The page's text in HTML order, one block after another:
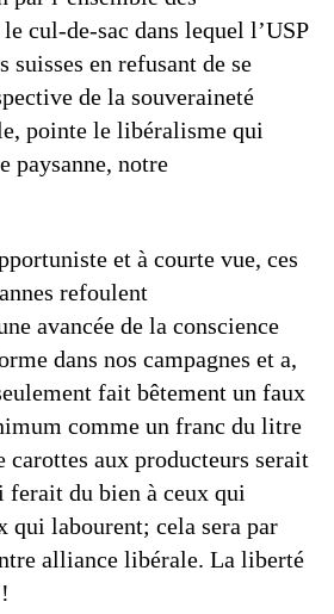
cul-de-sac dans lequel l’USP
suisses en refusant de se
de la souveraineté
pointe le libéralisme qui
paysanne, notre
et à courte vue, ces
refoulent
avancée de la conscience
dans nos campagnes et a,
fait bêtement un faux
comme un franc du litre
aux producteurs serait
ferait du bien à ceux qui
qui labourent; cela sera par
alliance libérale. La liberté